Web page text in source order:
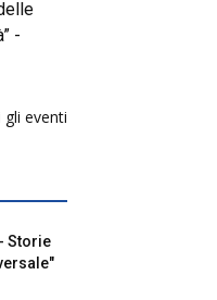
-
eventi
Storie